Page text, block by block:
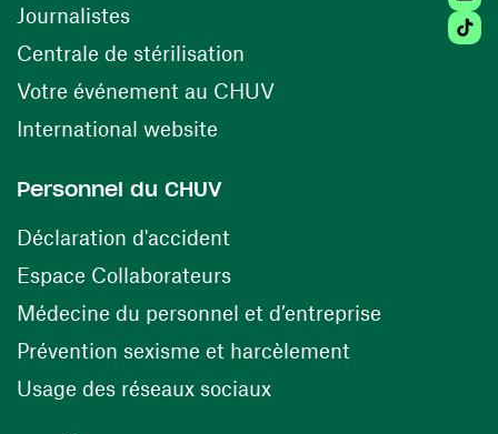
Journalistes
Centrale de stérilisation (ouvre une nouvelle
Votre événement au CHUV(ouvre une nouvelle
International website
Personnel du CHUV
Déclaration d'accident
Espace Collaborateurs(ouvre une nouvelle fenêtre)
Médecine du personnel et d’entreprise
Prévention sexisme et harcèlement
Usage des réseaux sociaux(ouvre une nouvelle